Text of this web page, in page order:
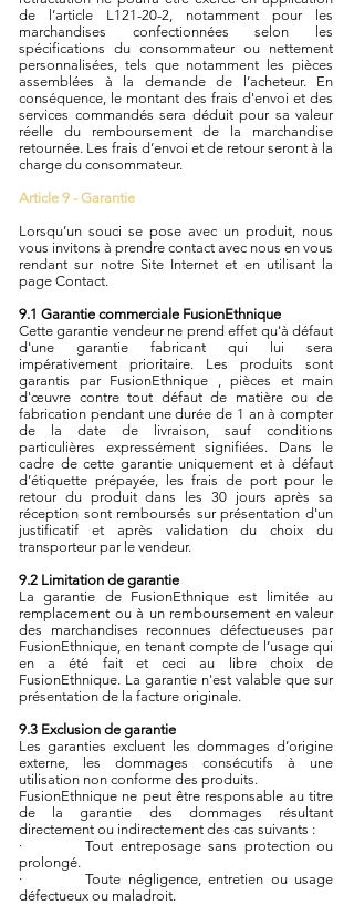
de l’article L121-20-2, notamment pour les
marchandises confectionnées selon les
spécifications du consommateur ou nettement
personnalisées, tels que notamment les pièces
assemblées à la demande de l’acheteur. En
conséquence, le montant des frais d'envoi et des
services commandés sera déduit pour sa valeur
réelle du remboursement de la marchandise
retournée. Les frais d’envoi et de retour seront à la
charge du consommateur.
Article 9 - Garantie
Lorsqu’un souci se pose avec un produit, nous
vous invitons à prendre contact avec nous en vous
rendant sur notre Site Internet et en utilisant la
page Contact.
9.1 Garantie commerciale FusionEthnique
Cette garantie vendeur ne prend effet qu'à défaut
d'une garantie fabricant qui lui sera
impérativement prioritaire. Les produits sont
garantis par FusionEthnique , pièces et main
d'œuvre contre tout défaut de matière ou de
fabrication pendant une durée de 1 an à compter
de la date de livraison, sauf conditions
particulières expressément signifiées. Dans le
cadre de cette garantie uniquement et à défaut
d’étiquette prépayée, les frais de port pour le
retour du produit dans les 30 jours après sa
réception sont remboursés sur présentation d'un
justificatif et après validation du choix du
transporteur par le vendeur.
9.2 Limitation de garantie
La garantie de FusionEthnique est limitée au
remplacement ou à un remboursement en valeur
des marchandises reconnues défectueuses par
FusionEthnique, en tenant compte de l’usage qui
en a été fait et ceci au libre choix de
FusionEthnique. La garantie n'est valable que sur
présentation de la facture originale.
9.3 Exclusion de garantie
Les garanties excluent les dommages d’origine
externe, les dommages consécutifs à une
utilisation non conforme des produits.
FusionEthnique ne peut être responsable au titre
de la garantie des dommages résultant
directement ou indirectement des cas suivants :
· Tout entreposage sans protection ou
prolongé.
· Toute négligence, entretien ou usage
défectueux ou maladroit.